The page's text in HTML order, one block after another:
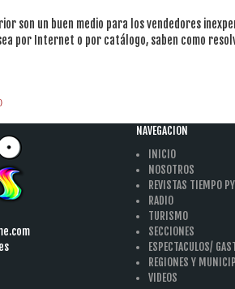
son un buen medio para los vendedores
por Internet o por catálogo, saben como
NAVEGACION
INICIO
NOSOTROS
REVISTAS TIEMPO
RADIO
TURISMO
SECCIONES
ESPECTACULOS/
REGIONES Y
VIDEOS